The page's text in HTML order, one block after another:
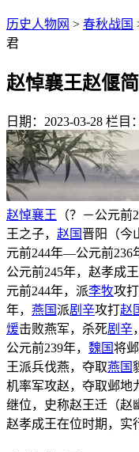
历史人物网 > 春秋战国
君
赵悼襄王赵偃
日期：2023-03-28 栏目：
赵悼襄王
（？－公元
王之子， 赵国 晋阳（今
元前244年―公元前236
公元前245年，赵孝成王
元前244年，派李牧攻打
年， 燕国派剧辛攻打赵
煖击败燕军，杀死剧辛
公元前239年， 魏国将
王派兵伐燕，夺取燕国
机率军攻赵，夺取邺地
继位，史称赵王迁（赵
赵孝成王在位时期，实